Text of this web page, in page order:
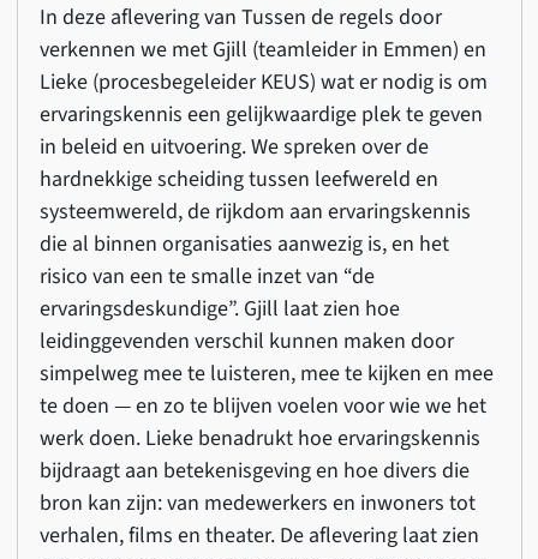
In deze aflevering van Tussen de regels door
verkennen we met Gjill (teamleider in Emmen) en
Lieke (procesbegeleider KEUS) wat er nodig is om
ervaringskennis een gelijkwaardige plek te geven
in beleid en uitvoering. We spreken over de
hardnekkige scheiding tussen leefwereld en
systeemwereld, de rijkdom aan ervaringskennis
die al binnen organisaties aanwezig is, en het
risico van een te smalle inzet van “de
ervaringsdeskundige”. Gjill laat zien hoe
leidinggevenden verschil kunnen maken door
simpelweg mee te luisteren, mee te kijken en mee
te doen — en zo te blijven voelen voor wie we het
werk doen. Lieke benadrukt hoe ervaringskennis
bijdraagt aan betekenisgeving en hoe divers die
bron kan zijn: van medewerkers en inwoners tot
verhalen, films en theater. De aflevering laat zien